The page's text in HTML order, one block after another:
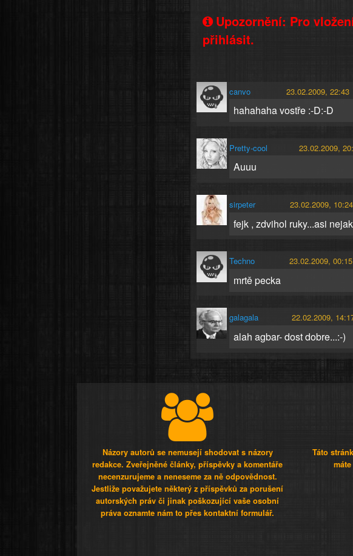
Upozornění: Pro
přihlásit.
canvo 23.02.2009, 22:43
hahahaha vostře :-D:-D
Pretty-cool 23.02.2009,
Auuu
sirpeter 23.02.2009, 10:24
fejk , zdvihol ruky...asi
Techno 23.02.2009, 00:15
mrtě pecka
galagala 22.02.2009,
alah agbar- dost dobre...:-)
Názory autorů se nemusejí shodovat s názory
redakce. Zveřejněné články, příspěvky a komentáře
necenzurujeme a neneseme za ně odpovědnost.
Jestliže považujete některý z příspěvků za porušení
autorských práv či jinak poškozující vaše osobní
práva oznamte nám to přes kontaktní formulář.
Táto